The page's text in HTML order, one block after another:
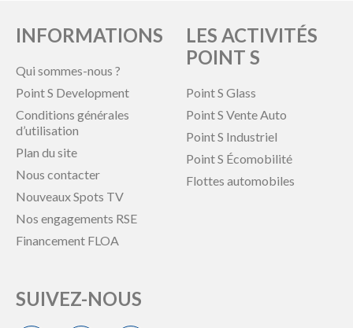
INFORMATIONS
Qui sommes-nous ?
Point S Development
Conditions générales
d’utilisation
Plan du site
Nous contacter
Nouveaux Spots TV
Nos engagements RSE
Financement FLOA
LES ACTIVITÉS
POINT S
Point S Glass
Point S Vente Auto
Point S Industriel
Point S Écomobilité
Flottes automobiles
SUIVEZ-NOUS